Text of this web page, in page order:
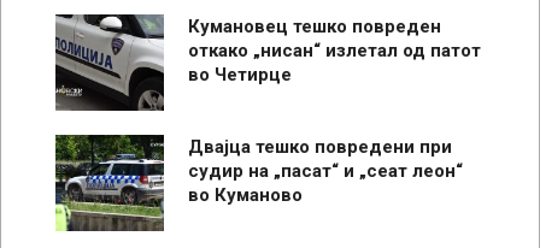
Кумановец тешко повреден
откако „нисан“ излетал од патот
во Четирце
Двајца тешко повредени при
судир на „пасат“ и „сеат леон“
во Куманово